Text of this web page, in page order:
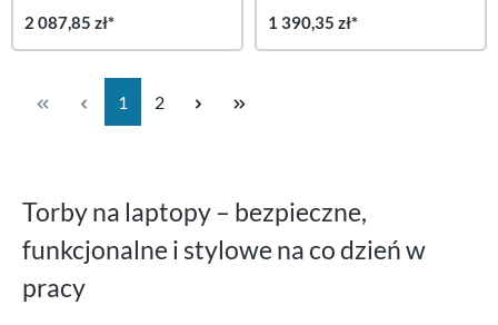
2 087,85 zł* 1 390,35 zł*
Strona
1 Strona
2
Torby na laptopy – bezpieczne,
funkcjonalne i stylowe na co dzień w
pracy